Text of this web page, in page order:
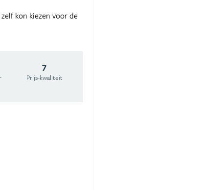
kon kiezen voor de
7
Prijs-kwaliteit